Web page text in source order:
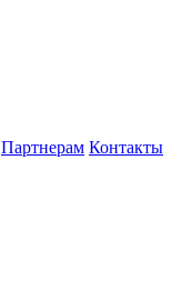
Партнерам Контакты